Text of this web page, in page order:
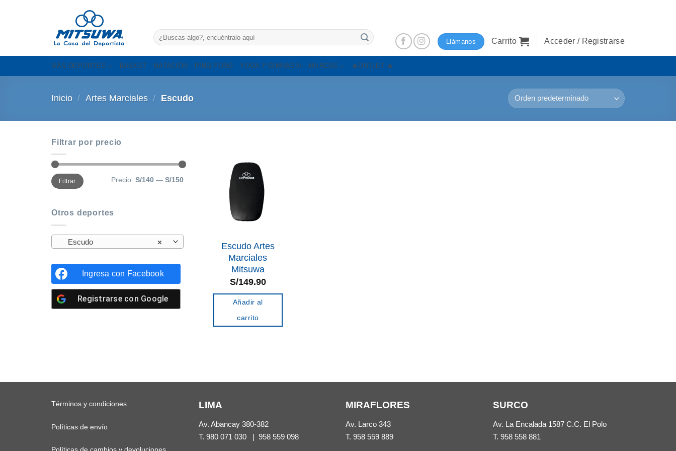
Buscar
por:
Llámanos Carrito Acceder / Registrarse
MÁS DEPORTES BASKET NATACIÓN PING PONG YOGA Y GIMNASIA MARCAS 🔥OUTLET 🔥
Inicio / Artes Marciales / Escudo
Filtrar por precio
Precio
mínimo
Precio
máximo
Filtrar Precio: S/140— S/150
Otros deportes
×
Escudo
Ingresa con Facebook
Registrarse con Google
Escudo Artes
Marciales
Mitsuwa
S/149.90
Añadir al
carrito
Términos y condiciones
Políticas de envío
LIMA
Av. Abancay 380-382
T. 980 071 030| 958 559 098
MIRAFLORES
Av. Larco 343
T. 958 559 889
SURCO
Av. La Encalada 1587 C.C. El Polo
T. 958 558 881